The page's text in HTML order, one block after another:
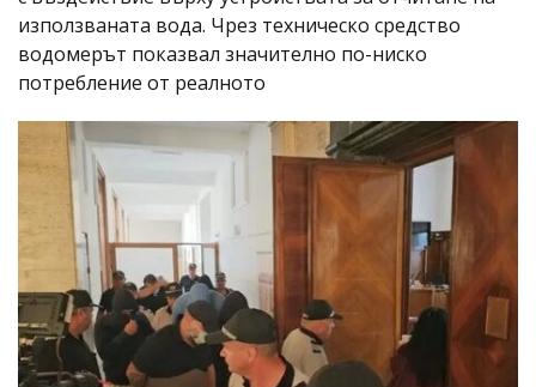
използваната вода. Чрез техническо средство
водомерът показвал значително по-ниско
потребление от реалното